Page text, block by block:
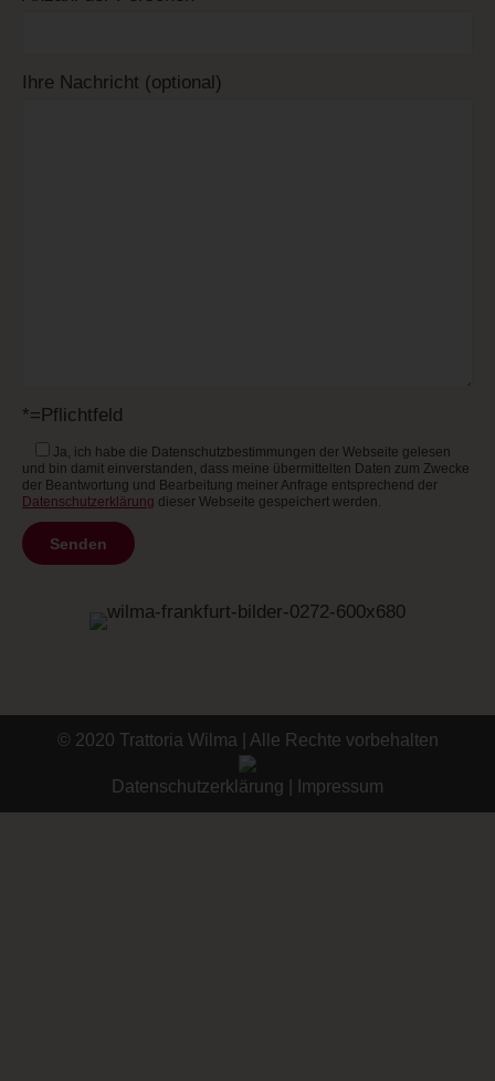
Ihre Nachricht (optional)
*=Pflichtfeld
Ja, ich habe die Datenschutzbestimmungen der Webseite gelesen
und bin damit einverstanden, dass meine übermittelten Daten zum Zwecke
der Beantwortung und Bearbeitung meiner Anfrage entsprechend der
Datenschutzerklärung dieser Webseite gespeichert werden.
© 2020 Trattoria Wilma | Alle Rechte vorbehalten
Datenschutzerklärung Impressum